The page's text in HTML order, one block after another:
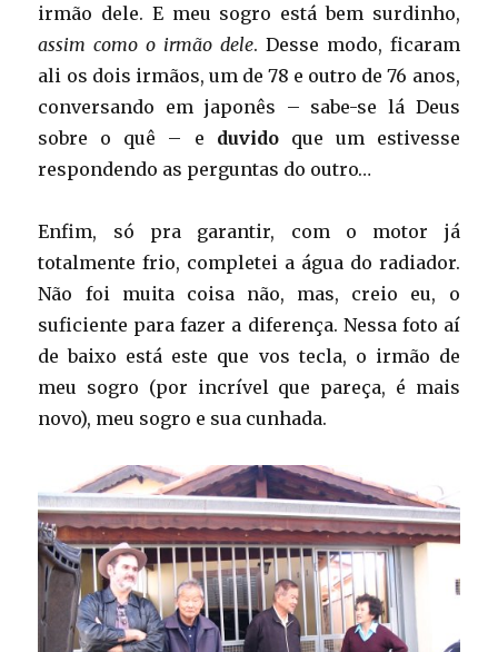
irmão dele. E meu sogro está bem surdinho,
assim como o irmão dele. Desse modo, ficaram
ali os dois irmãos, um de 78 e outro de 76 anos,
conversando em japonês – sabe-se lá Deus
sobre o quê – e duvidoque um estivesse
respondendo as perguntas do outro…
Enfim, só pra garantir, com o motor já
totalmente frio, completei a água do radiador.
Não foi muita coisa não, mas, creio eu, o
suficiente para fazer a diferença. Nessa foto aí
de baixo está este que vos tecla, o irmão de
meu sogro (por incrível que pareça, é mais
novo), meu sogro e sua cunhada.